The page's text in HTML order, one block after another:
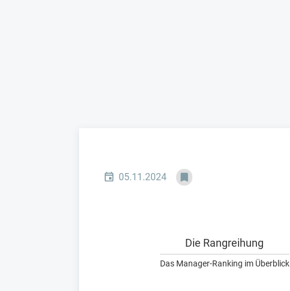
05.11.2024
Die Rangreihung
Das Manager-Ranking im Überblick